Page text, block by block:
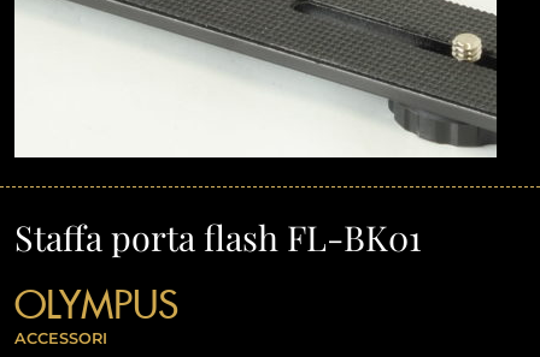
Staffa porta flash FL-BK01
OLYMPUS
ACCESSORI